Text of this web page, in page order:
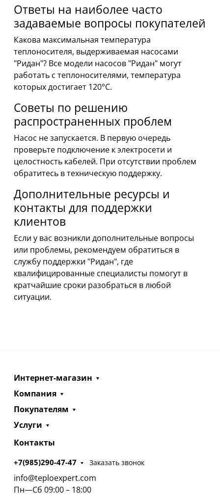
Ответы на наиболее часто
задаваемые вопросы покупателей
Какова максимальная температура
теплоносителя, выдерживаемая насосами
"Ридан"? Все модели насосов "Ридан" могут
работать с теплоносителями, температура
которых достигает 120°С.
Советы по решению
распространенных проблем
Насос не запускается. В первую очередь
проверьте подключение к электросети и
целостность кабелей. При отсутствии проблем
обратитесь в техническую поддержку.
Дополнительные ресурсы и
контакты для поддержки
клиентов
Если у вас возникли дополнительные вопросы
или проблемы, рекомендуем обратиться в
службу поддержки "Ридан", где
квалифицированные специалисты помогут в
кратчайшие сроки разобраться в любой
ситуации.
Интернет-магазин
Компания
Покупателям
Услуги
Контакты
+7(985)290-47-47 Заказать звонок
info@teploexpert.com
Пн—Сб 09:00 – 18:00